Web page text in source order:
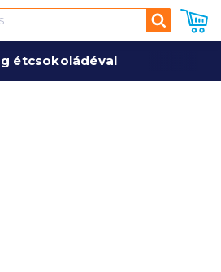
Keresés
étcsokoládéval